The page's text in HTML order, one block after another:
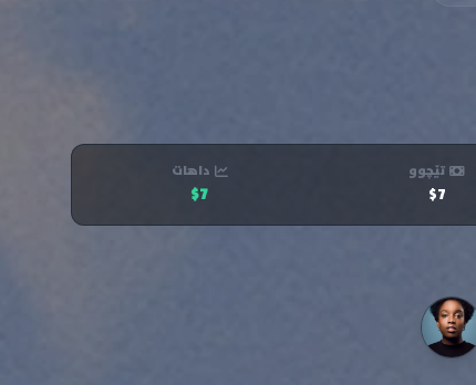
تێچوو
$7
داهات
$7